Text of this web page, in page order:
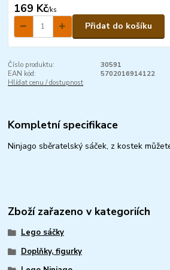
169 Kč/ks
Přidat do košíku
Číslo produktu:
30591
EAN kód:
5702016914122
Hlídat cenu / dostupnost
Kompletní specifikace
Ninjago sběratelský sáček, z kostek
Zboží zařazeno v kategoriích
Lego sáčky
Doplňky, figurky